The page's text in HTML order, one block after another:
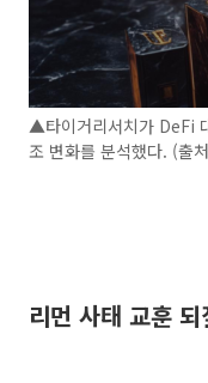
▲타이거리서치가 DeFi
조 변화를 분석했다. (출
리먼 사태 교훈